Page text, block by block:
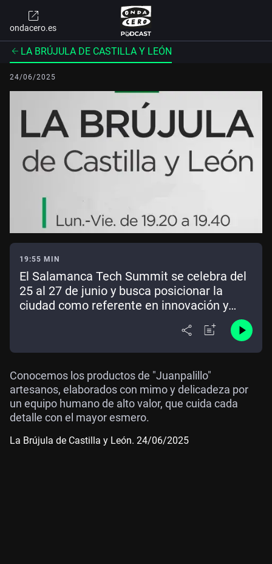
ondacero.es
LA BRÚJULA DE CASTILLA Y LEÓN
24/06/2025
19:55 MIN
El Salamanca Tech Summit se celebra del
25 al 27 de junio y busca posicionar la
ciudad como referente en innovación y
Conocemos los productos de "Juanpalillo"
artesanos, elaborados con mimo y delicadeza por
un equipo humano de alto valor, que cuida cada
detalle con el mayor esmero.
La Brújula de Castilla y León. 24/06/2025